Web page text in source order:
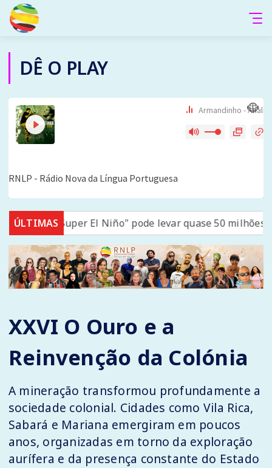
DÊ O PLAY
ÚLTIMAS
El Niño" pode levar quase 50 milhões de pessoas à
XXVI O Ouro e a
Reinvenção da Colónia
A mineração transformou profundamente a
sociedade colonial. Cidades como Vila Rica,
Sabará e Mariana emergiram em poucos
anos, organizadas em torno da exploração
aurífera e da presença constante do Estado